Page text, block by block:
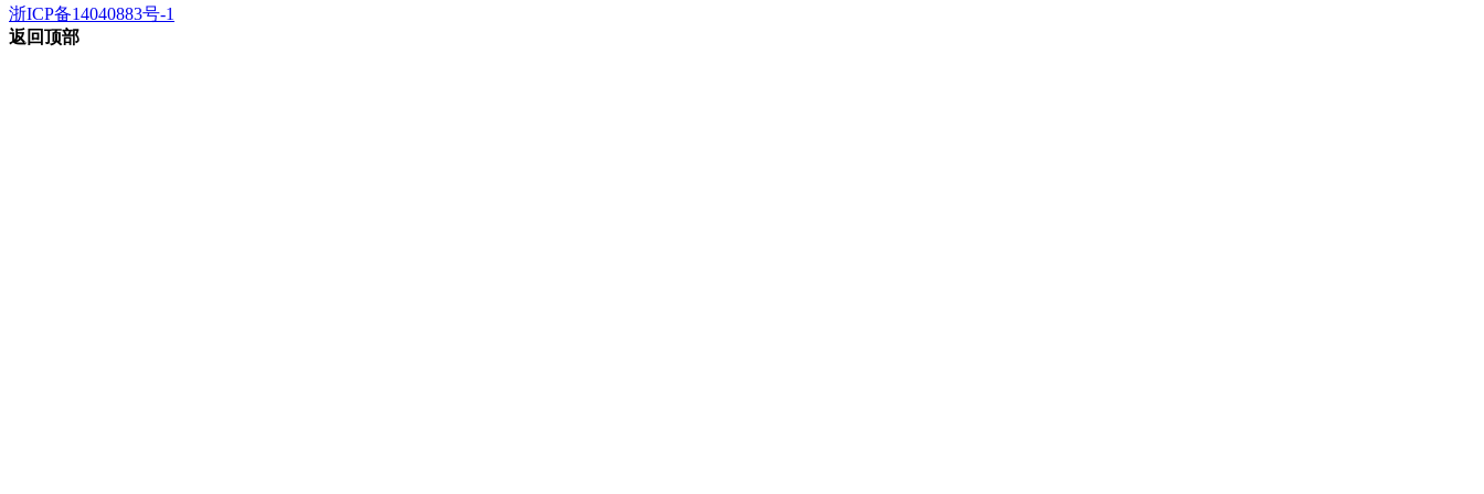
浙ICP备14040883号-1
返回顶部